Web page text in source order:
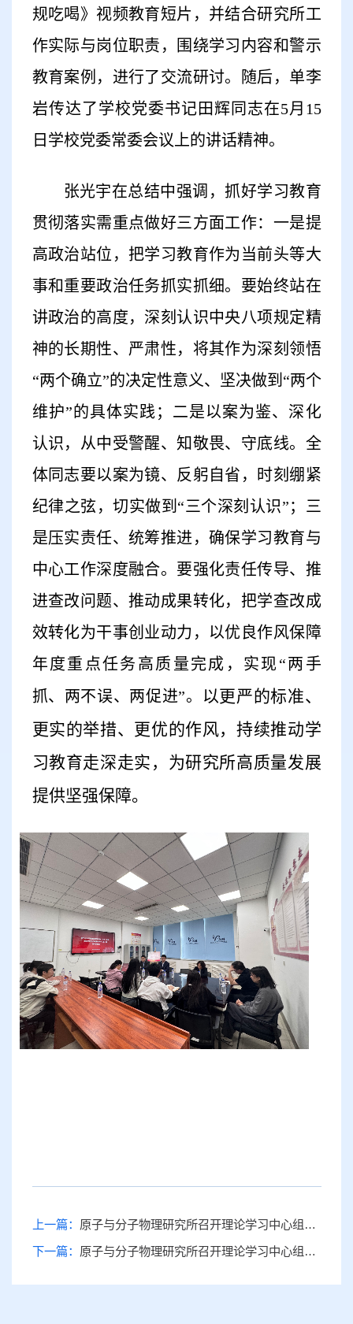
规吃喝》视频教育短片，并结合研究所工
作实际与岗位职责，围绕学习内容和警示
教育案例，进行了交流研讨。随后，单李
岩传达了学校党委书记田辉同志在5月15
日学校党委常委会议上的讲话精神。
张光宇在总结中强调，抓好学习教育
贯彻落实需重点做好三方面工作：一是提
高政治站位，把学习教育作为当前头等大
事和重要政治任务抓实抓细。要始终站在
讲政治的高度，深刻认识中央八项规定精
神的长期性、严肃性，将其作为深刻领悟
“两个确立”的决定性意义、坚决做到“两个
维护”的具体实践；二是以案为鉴、深化
认识，从中受警醒、知敬畏、守底线。全
体同志要以案为镜、反躬自省，时刻绷紧
纪律之弦，切实做到“三个深刻认识”；三
是压实责任、统筹推进，确保学习教育与
中心工作深度融合。要强化责任传导、推
进查改问题、推动成果转化，把学查改成
效转化为干事创业动力，以优良作风保障
年度重点任务高质量完成，实现“两手
抓、两不误、两促进”。
以更严的标准、
更实的举措、更优的作风，持续推动学
习教育走深走实，为研究所高质量发展
提供坚强保障。
上一篇： 原子与分子物理研究所召开理论学习中心组（扩大）会议
下一篇： 原子与分子物理研究所召开理论学习中心组（扩大）专题学习会议